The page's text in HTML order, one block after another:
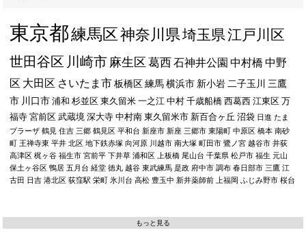
東京都練馬区 神奈川県埼玉県江戸川区
世田谷区 川崎市 麻生区 葛西 石神井公園 中村橋 中野
区 大田区 さいたま市 板橋区 練馬 横浜市 新小岩 二子玉川 三鷹
市 川口市 浦和 杉並区 東久留米 一之江 中村 千歳船橋 西葛西 江東区 万
福寺 宮前区 武蔵境 深大寺 中村南 東久留米市 新百合ヶ丘 沼袋 日進 たま
プラーザ 鶴見 住吉 三郷 鶴見区 平和台 新座市 新座 三郷市 東陽町 中原区 橋本 南砂
町 王禅寺東 平井 北区 地下鉄赤塚 向河原 川越市 南大塚 町田市 鷺ノ宮 越谷市 井荻
高津区 梶ヶ谷 福生市 宮前平 下井草 浦和区 上板橋 尾山台 千葉県 松戸市 福生 元山
保土ヶ谷区 鴨居 五月台 経堂 徳丸 越谷 東武練馬 是政 府中市 調布 春日部市 三鷹 江
古田 日吉 港北区 荻窪駅 栄町 氷川台 高松 豊玉中 新井薬師前 上福岡 ふじみ野市 桜台
もっと見る